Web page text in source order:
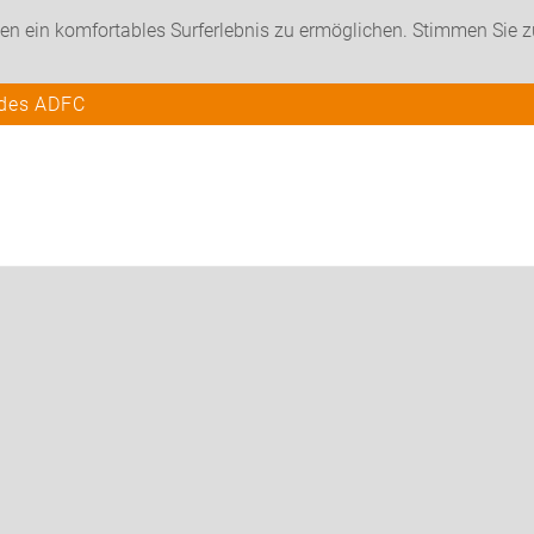
ein komfortables Surferlebnis zu ermöglichen. Stimmen Sie
ADFC